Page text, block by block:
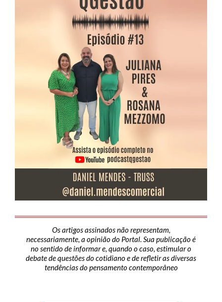
Os artigos assinados não representam,
necessariamente, a opinião do Portal. Sua publicação é
no sentido de informar e, quando o caso, estimular o
debate de questões do cotidiano e de refletir as diversas
tendências do pensamento contemporâneo